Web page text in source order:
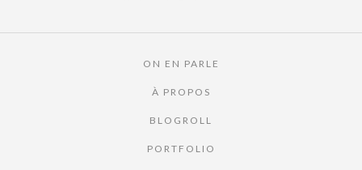
ON EN PARLE
À PROPOS
BLOGROLL
PORTFOLIO